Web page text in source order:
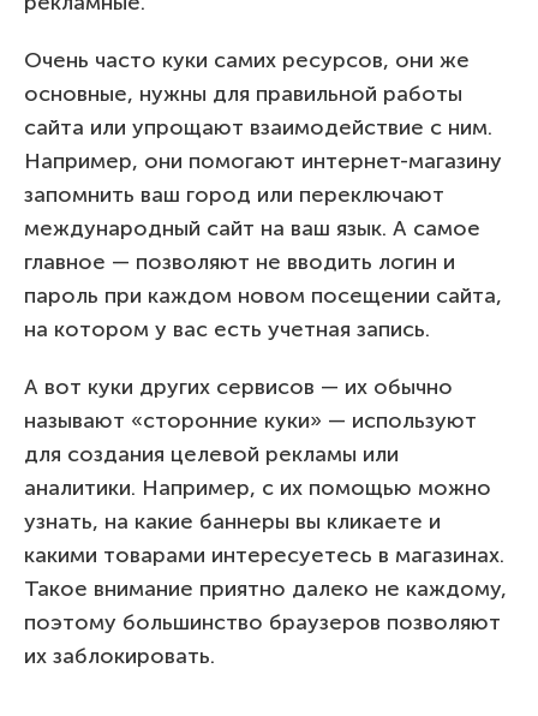
Очень часто куки самих ресурсов, они же
основные, нужны для правильной работы
сайта или упрощают взаимодействие с ним.
Например, они помогают интернет-магазину
запомнить ваш город или переключают
международный сайт на ваш язык. А самое
главное — позволяют не вводить логин и
пароль при каждом новом посещении сайта,
на котором у вас есть учетная запись.
А вот куки других сервисов — их обычно
называют «сторонние куки» — используют
для создания целевой рекламы или
аналитики. Например, с их помощью можно
узнать, на какие баннеры вы кликаете и
какими товарами интересуетесь в магазинах.
Такое внимание приятно далеко не каждому,
поэтому большинство браузеров позволяют
их заблокировать.